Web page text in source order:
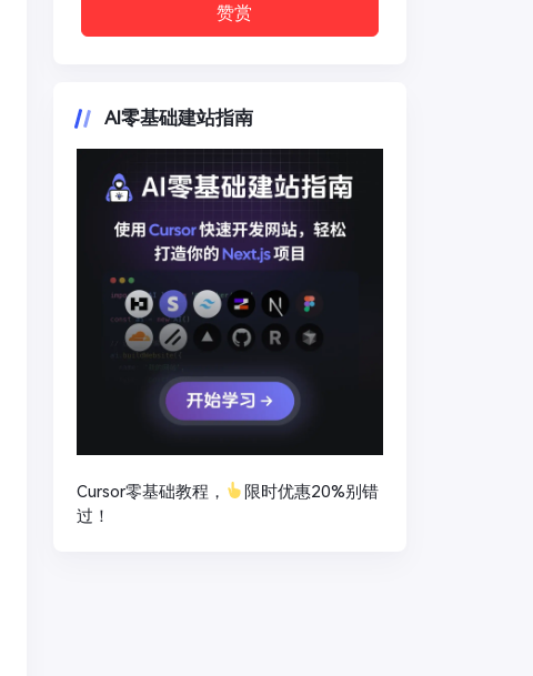
赞赏
AI零基础建站指南
Cursor零基础教程，
限时优惠20%别错
过！